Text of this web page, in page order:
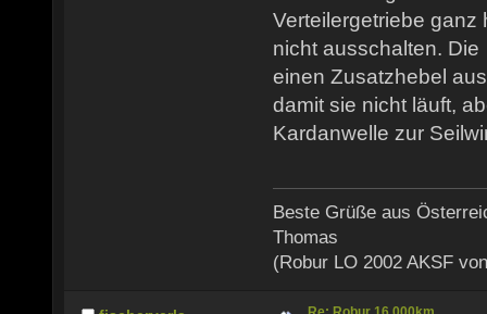
Verteilergetriebe ganz
nicht ausschalten.
einen Zusatzhebel
damit sie nicht läuft,
Kardanwelle zur
Beste Grüße aus
Thomas
(Robur LO 2002 AKSF